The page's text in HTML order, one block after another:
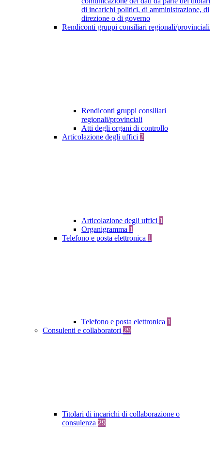
di incarichi politici, di amministrazione, di
direzione o di governo
Rendiconti gruppi consiliari regionali/provinciali
Rendiconti gruppi consiliari
regionali/provinciali
Atti degli organi di controllo
Articolazione degli uffici 2
Articolazione degli uffici 1
Organigramma 1
Telefono e posta elettronica 1
Telefono e posta elettronica 1
Consulenti e collaboratori 29
Titolari di incarichi di collaborazione o
consulenza 29